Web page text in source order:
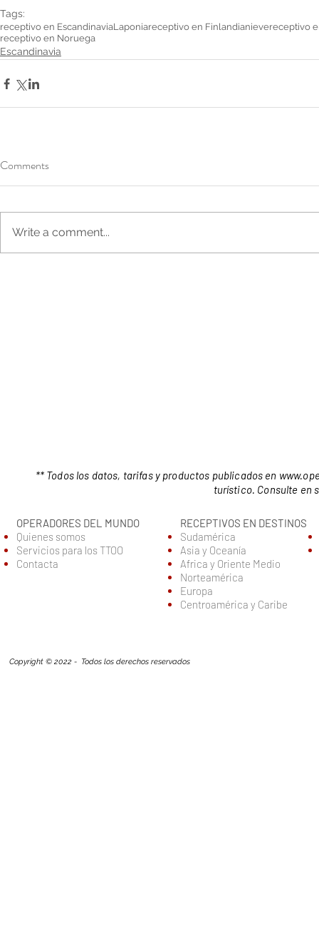
Tags:
receptivo en EscandinaviaLaponiareceptivo en Finlandianievereceptivo
receptivo en Noruega
Escandinavia
Comments
Write a comment...
** Todos los datos, tarifas y productos publicados en
turístico. Consulte en
OPERADORES DEL MUNDO
Quienes somos
Servicios para los TTOO
Contacta
RECEPTIVOS EN DESTINOS
Sudamérica
Asia y Oceanía
Africa y Oriente Medio
Norteamérica
Europa
Centroamérica y Caribe
Copyright © 2022 - Todos los derechos reservados